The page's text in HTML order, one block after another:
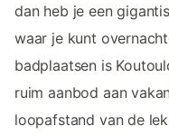
dan heb je een
waar je kunt
badplaatsen is
ruim aanbod aan
loopafstand van de